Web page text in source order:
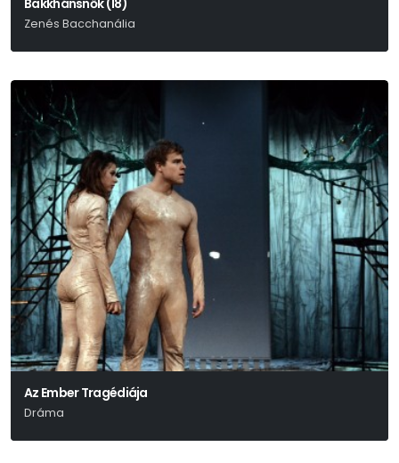
Zenés Bacchanália
Az Ember Tragédiája
Dráma